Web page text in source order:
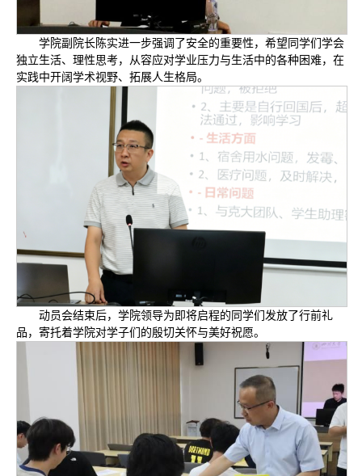
学院副院长陈实进一步强调了安全的重要性，希望同学们学会
独立生活、理性思考，从容应对学业压力与生活中的各种困难，在
实践中开阔学术视野、拓展人生格局。
动员会结束后，学院领导为即将启程的同学们发放了行前礼
品，寄托着学院对学子们的殷切关怀与美好祝愿。